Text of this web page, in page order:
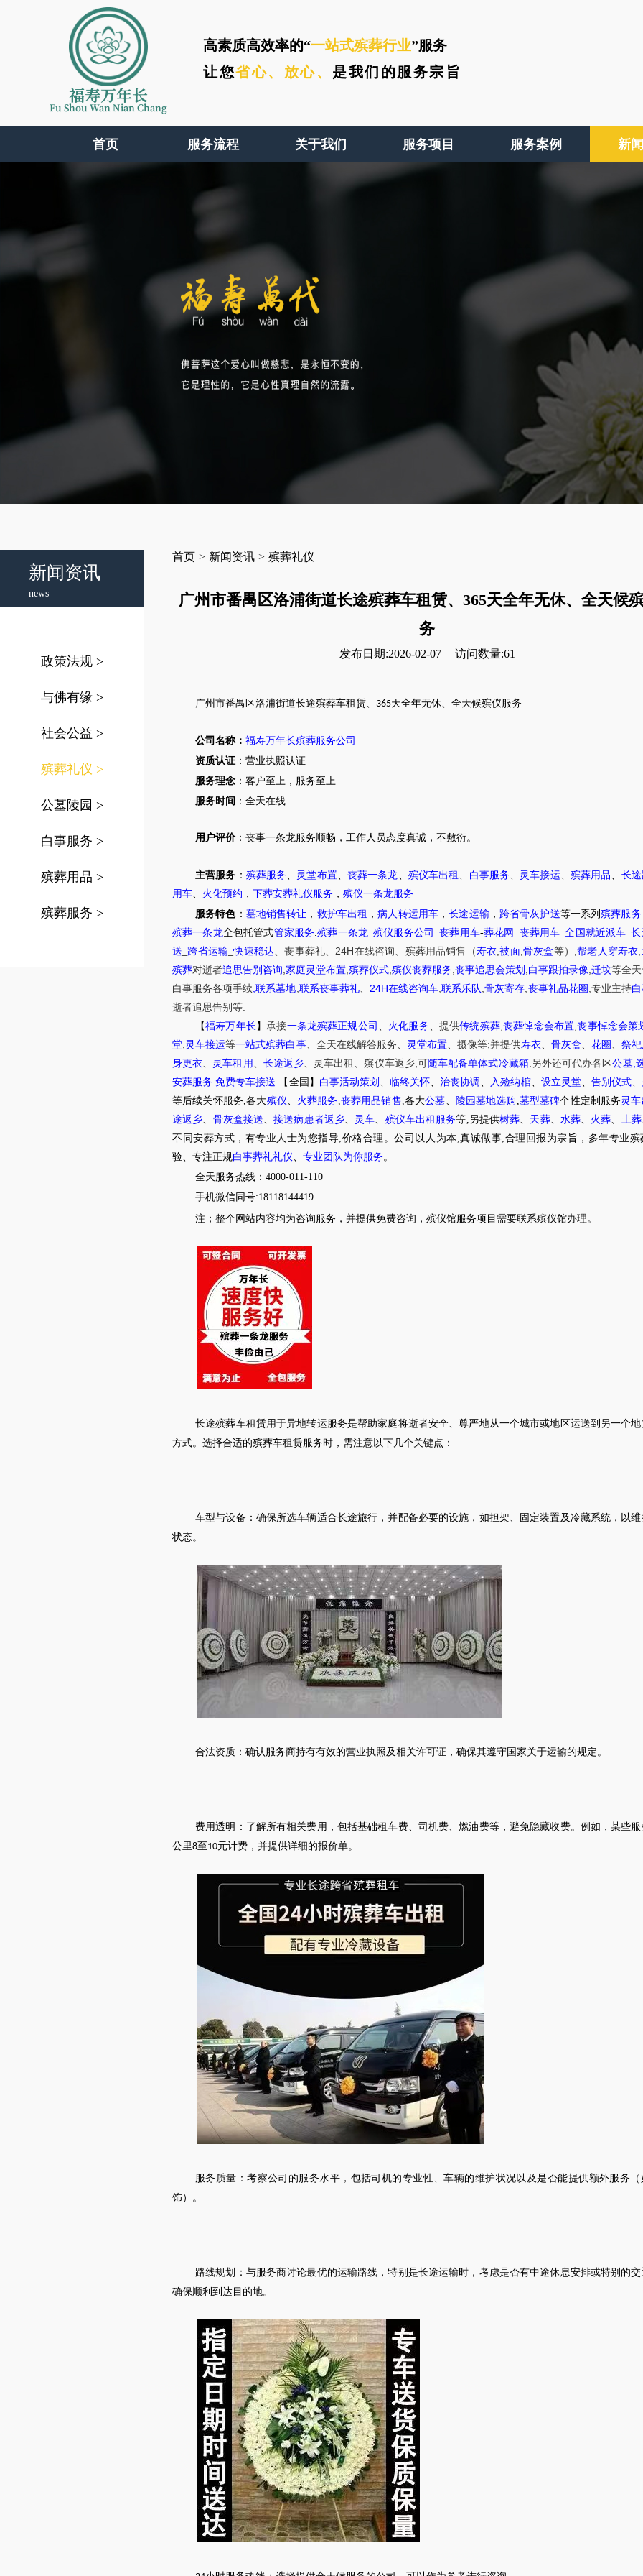
福寿万年长
Fu Shou Wan Nian Chang
高素质高效率的“一站式殡葬行业”服务
让您省心、 放心、 是我们的服务宗旨
首页 服务流程 关于我们 服务项目 服务案例 新
新闻资讯
news
政策法规 >
与佛有缘 >
社会公益 >
殡葬礼仪 >
公墓陵园 >
白事服务 >
殡葬用品 >
殡葬服务 >
首页 > 新闻资讯 > 殡葬礼仪
广州市番禺区洛浦街道长途殡葬车租赁、365天全年无休、全天候
务
发布日期:2026-02-07 访问数量:61
广州市番禺区洛浦街道长途殡葬车租赁 365天全年无休 全天候殡仪服务
公司名称： 福寿万年长殡葬服务公司
资质认证 ：营业执照认证
服务理念 ：客户至上，服务至上
服务时间 ：全天在线
用户评价：丧事一条龙服务顺畅， 工作人员态度真诚，不敷衍。
主营服务 ： 殡葬服务 灵堂布置、 丧葬一条龙 殡仪车出租 白事服务 灵车接运 殡葬用品
长
用车
火化预约 ， 下葬安葬礼仪服务 ， 殡仪一条龙服务
服务特色： 墓地销售转让 ， 救护车出租 ，病人转运用车 ，长途运输， 跨省骨灰护送等一系列殡葬服务
殡葬一条龙全包托管式管家服务 .殡葬一条龙 _殡仪服务公司 _丧葬用车-葬花网 丧葬用车 _全国就近派车 _长
送 _跨省运输 _快速稳达 、丧事葬礼 24H在线咨询 殡葬用品销售 （寿衣 ,被面, 骨灰盒等） ,帮老人穿寿衣
殡葬对逝者追思告别咨询 家庭灵堂布置 殡葬仪式 殡仪丧葬服务 丧事追思会策划 白事跟拍录像 迁坟等全天
白事服务各项手续 ,联系墓地 联系丧事葬礼、 24H在线咨询车 ,联系乐队 ,骨灰寄存 丧事礼品花圈 专业主持
逝者追思告别等
【福寿万年长 】承接一条龙殡葬正规公司 火化服务 、提供传统殡葬, 丧葬悼念会布置 ,丧事悼念会策
堂 灵车接运等一站式殡葬白事、 全天在线解答服务 灵堂布置 、摄像等;并提供寿衣、 骨灰盒 花圈
祭
身更衣
灵车租用 长途返乡 灵车出租 、殡仪车返乡, 可 随车配备单体式冷藏箱. 另外还可代办各区公墓,
安葬服务 .免费专车接送 【全国】 白事活动策划 临终关怀 、治丧协调 入殓纳棺、 设立灵堂、 告别仪式
等后续关怀服务,各大殡仪 火葬服务 丧葬用品销售 ,各大公墓 陵园墓地选购 墓型墓碑个性定制服务 灵
途返乡
骨灰盒接送 、接送病患者返乡 灵车 殡仪车出租服务等,另提供树葬 天葬、 水葬 火葬 土葬
不同安葬方式，有专业人士为您指导,价格合理。公司以人为本,真诚做事,合理回报为宗旨，多年专业殡
验、专注正规白事葬礼礼仪 专业团队为你服务 。
全天服务热线：4000-011-110
手机微信同号:18118144419
注；整个网站内容均为咨询服务，并提供免费咨询，殡仪馆服务项目需要联系殡仪馆办理。
长途殡葬车租赁用于异地转运服务是帮助家庭将逝者安全、尊严地从一个城市或地区运送到另一个
方式。选择合适的殡葬车租赁服务时，需注意以下几个关键点：
车型与设备：确保所选车辆适合长途旅行，并配备必要的设施，如担架、固定装置及冷藏系统，以
状态。
合法资质：确认服务商持有有效的营业执照及相关许可证，确保其遵守国家关于运输的规定。
费用透明：了解所有相关费用，包括基础租车费、司机费、燃油费等，避免隐藏收费。例如，某些
公里8至 10元计费，并提供详细的报价单。
服务质量：考察公司的服务水平，包括司机的专业性、车辆的维护状况以及是否能提供额外服务（
饰）。
路线规划：与服务商讨论最优的运输路线，特别是长途运输时，考虑是否有中途休息安排或特别的
确保顺利到达目的地。